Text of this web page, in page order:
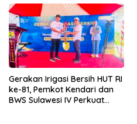
Gerakan Irigasi Bersih HUT RI
ke-81, Pemkot Kendari dan
BWS Sulawesi IV Perkuat